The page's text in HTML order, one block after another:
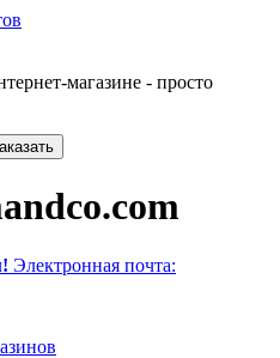
магазине - просто
Электронная почта: